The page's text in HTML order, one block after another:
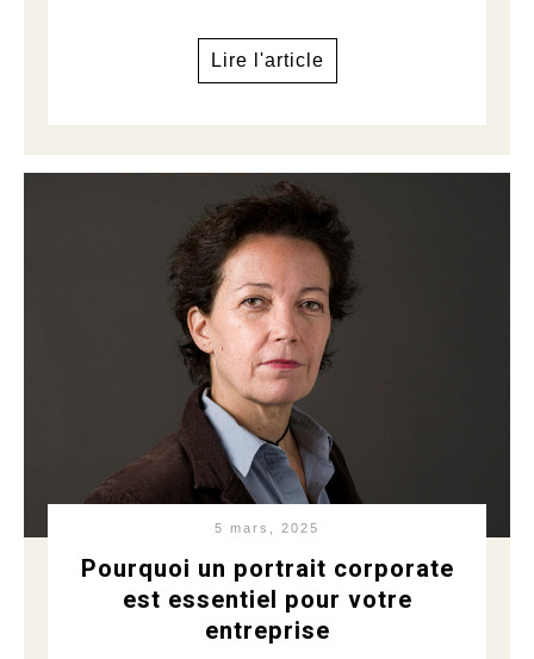
Lire l'article
5 mars, 2025
Pourquoi un portrait corporate
est essentiel pour votre
entreprise